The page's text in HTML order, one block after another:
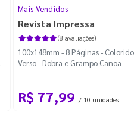
Mais Vendidos
Revista Impressa
(8 avaliações)
100x148mm - 8 Páginas -
Verso - Dobra e Grampo Canoa
R$ 77,99 / 10 unidades